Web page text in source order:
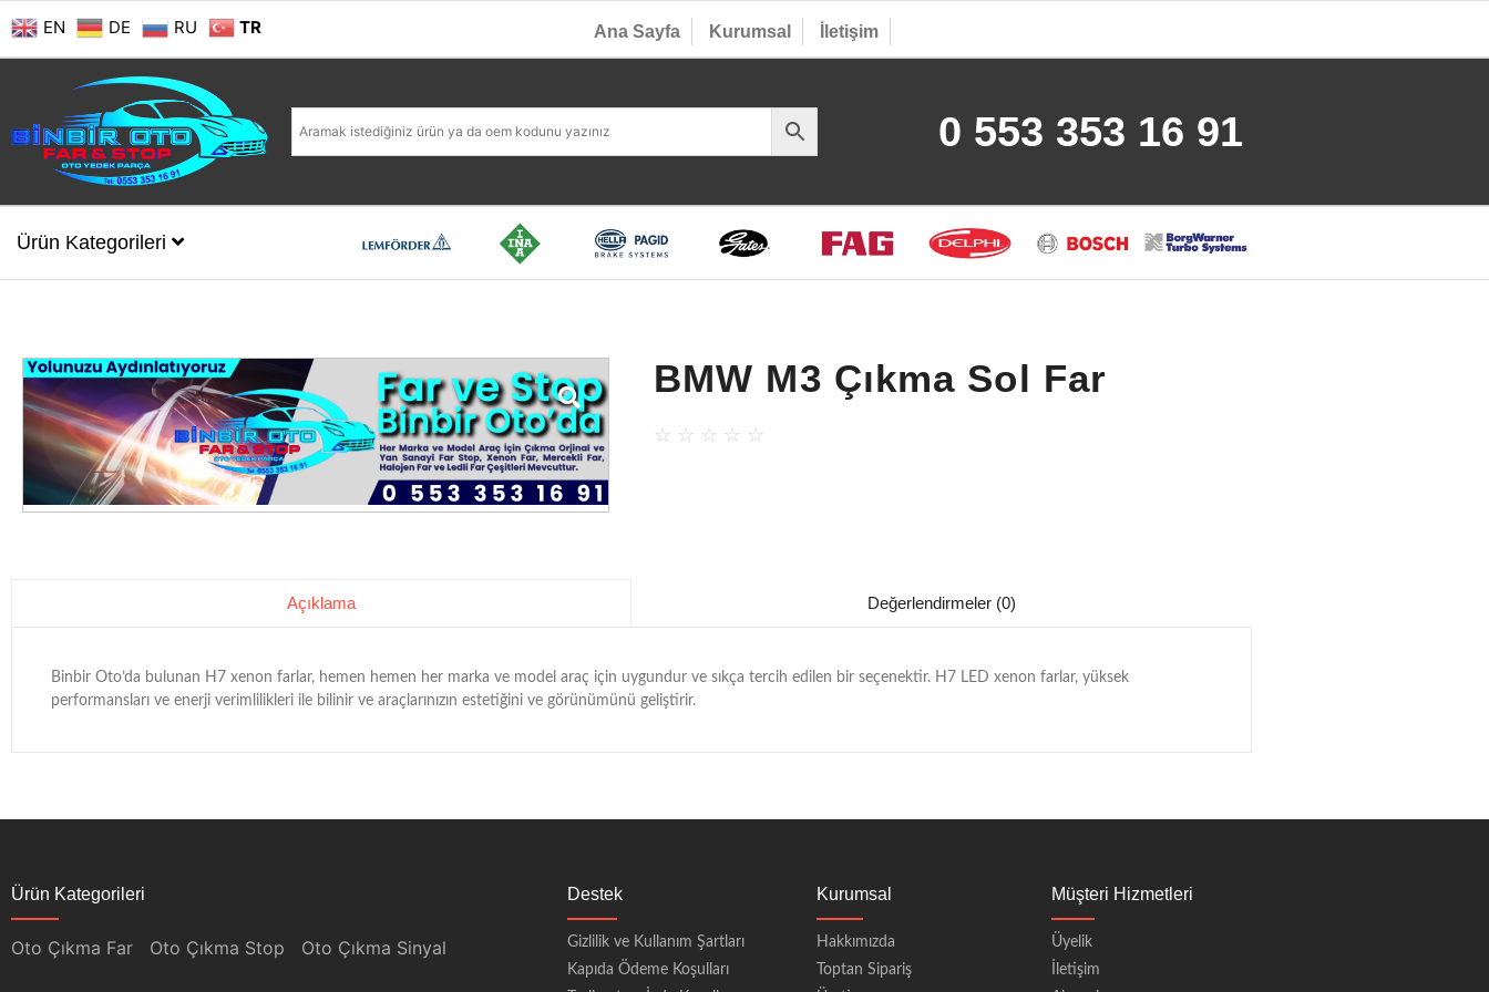
EN DE RU TR Ana Sayfa Kurumsal İletişim
0 553 353 16 91
Ürün Kategorileri
BMW M3 Çıkma Sol Far
☆ ☆ ☆ ☆ ☆
Açıklama Değerlendirmeler (0)
Binbir Oto’da bulunan H7 xenon farlar, hemen hemen her marka ve model araç için uygundur ve sıkça tercih edilen bir seçenektir. H7 LED xenon farlar, yüksek
performansları ve enerji verimlilikleri ile bilinir ve araçlarınızın estetiğini ve görünümünü geliştirir.
Ürün Kategorileri
Oto Çıkma Far Oto Çıkma Stop Oto Çıkma Sinyal
Destek
Gizlilik ve Kullanım Şartları
Kapıda Ödeme Koşulları
Kurumsal
Hakkımızda
Toptan Sipariş
Müşteri Hizmetleri
Üyelik
İletişim